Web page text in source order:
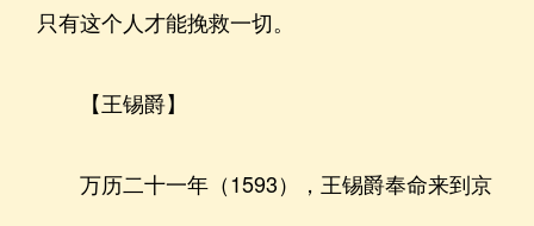
只有这个人才能挽救一切。
【王锡爵】
万历二十一年（1593），王锡爵奉命来到京